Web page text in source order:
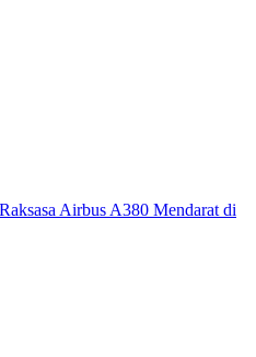
Airbus A380 Mendarat di